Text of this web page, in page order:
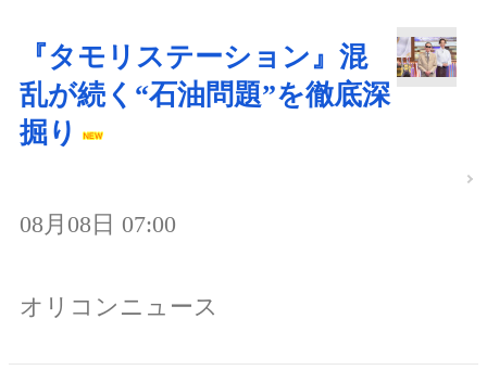
『タモリステーション』混
乱が続く“石油問題”を徹底深
掘り
08月08日 07:00
オリコンニュース